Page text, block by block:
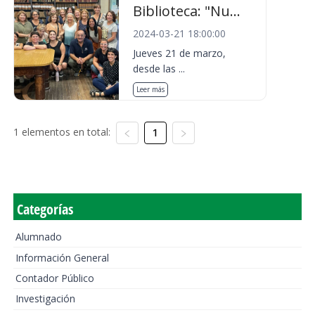
Biblioteca: "Nu...
2024-03-21 18:00:00
Jueves 21 de marzo,
desde las ...
Leer más
1 elementos en total: 1
Categorías
Alumnado
Información General
Contador Público
Investigación